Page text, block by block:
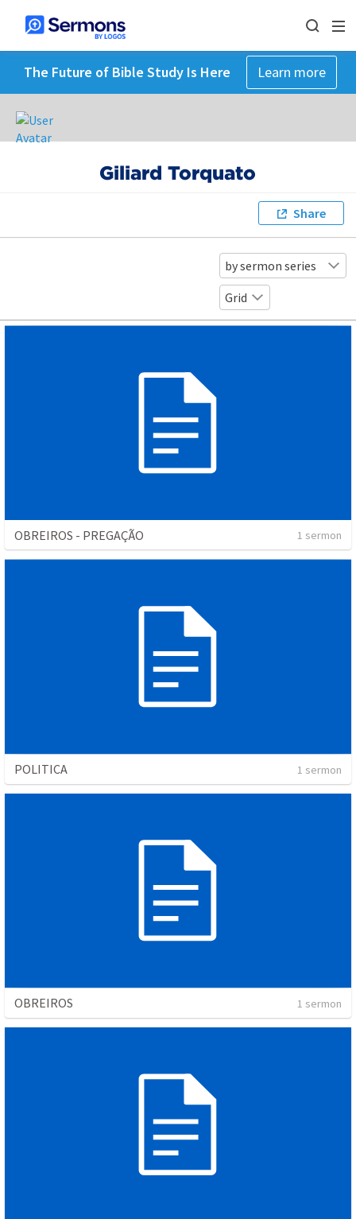
The Future of Bible Study Is Here Learn more
Giliard Torquato
Share
by sermon series
Grid
OBREIROS - PREGAÇÃO 1 sermon
POLITICA 1 sermon
OBREIROS 1 sermon